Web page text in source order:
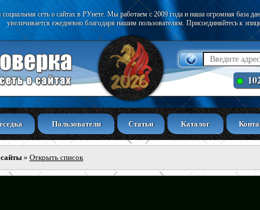
сеть о сайтах в РУнете. Мы работаем с 2009 года и наша огромная база
увеличивается ежедневно благодаря нашим пользователям. Присоединяйтесь к
Пользователи Статьи Каталог
» Открыть список